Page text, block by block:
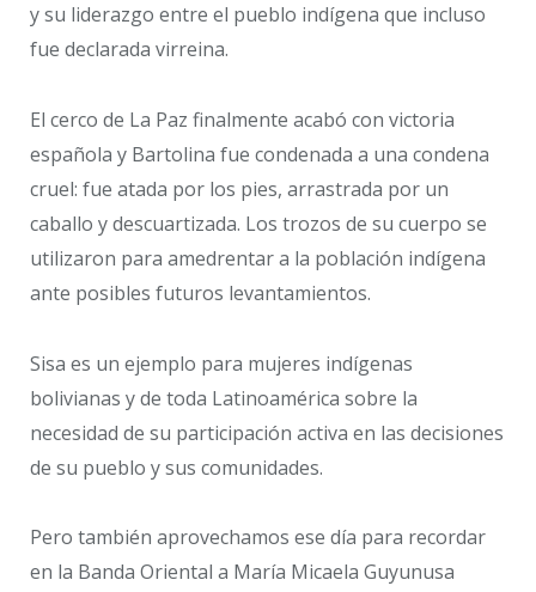
y su liderazgo entre el pueblo indígena que incluso
fue declarada virreina.
El cerco de La Paz finalmente acabó con victoria
española y Bartolina fue condenada a una condena
cruel: fue atada por los pies, arrastrada por un
caballo y descuartizada. Los trozos de su cuerpo se
utilizaron para amedrentar a la población indígena
ante posibles futuros levantamientos.
Sisa es un ejemplo para mujeres indígenas
bolivianas y de toda Latinoamérica sobre la
necesidad de su participación activa en las decisiones
de su pueblo y sus comunidades.
Pero también aprovechamos ese día para recordar
en la Banda Oriental a María Micaela Guyunusa